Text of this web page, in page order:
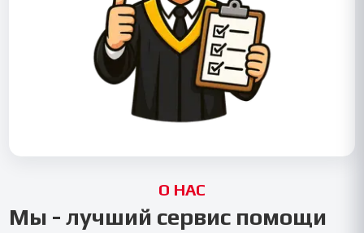
О НАС
Мы - лучший сервис помощи